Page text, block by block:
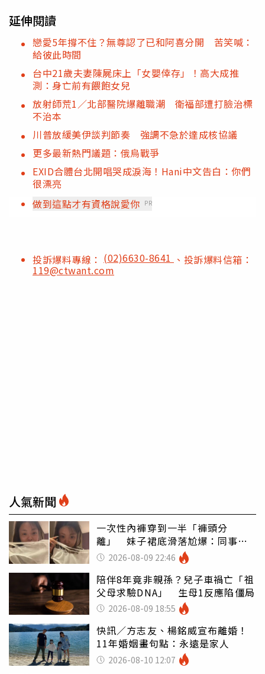
延伸閱讀
戀愛5年撐不住？無尊認了已和阿喜分開 苦笑喊：
給彼此時間
台中21歲夫妻陳屍床上「女嬰倖存」！高大成推
測：身亡前有餵飽女兒
放射師荒1／北部醫院爆離職潮 衛福部遭打臉治標
不治本
川普放緩美伊談判節奏 強調不急於達成核協議
更多最新熱門議題：俄烏戰爭
EXID合體台北開唱哭成淚海！Hani中文告白：你們
很漂亮
做到這點才有資格說愛你 PR
投訴爆料專線： (02)6630-8641 、投訴爆料信箱：
119@ctwant.com
人氣新聞
一次性內褲穿到一半「褲頭分
離」 妹子裙底滑落尬爆：同事全
看光2026-08-09 22:46
陪伴8年竟非親孫？兒子車禍亡「祖
父母求驗DNA」 生母1反應陷僵局
2026-08-09 18:55
快訊／方志友、楊銘威宣布離婚！
11年婚姻畫句點：永遠是家人
2026-08-10 12:07